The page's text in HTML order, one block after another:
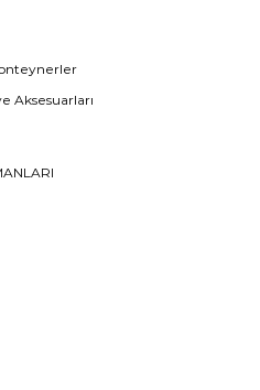
Aksesuarları